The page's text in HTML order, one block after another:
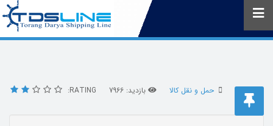
حمل و نقل کالا بازدید: 7966 RATING: